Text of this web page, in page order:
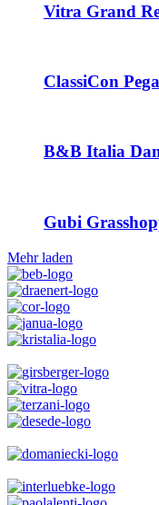
Vitra Grand
ClassiCon
B&B Italia
Gubi
Mehr laden